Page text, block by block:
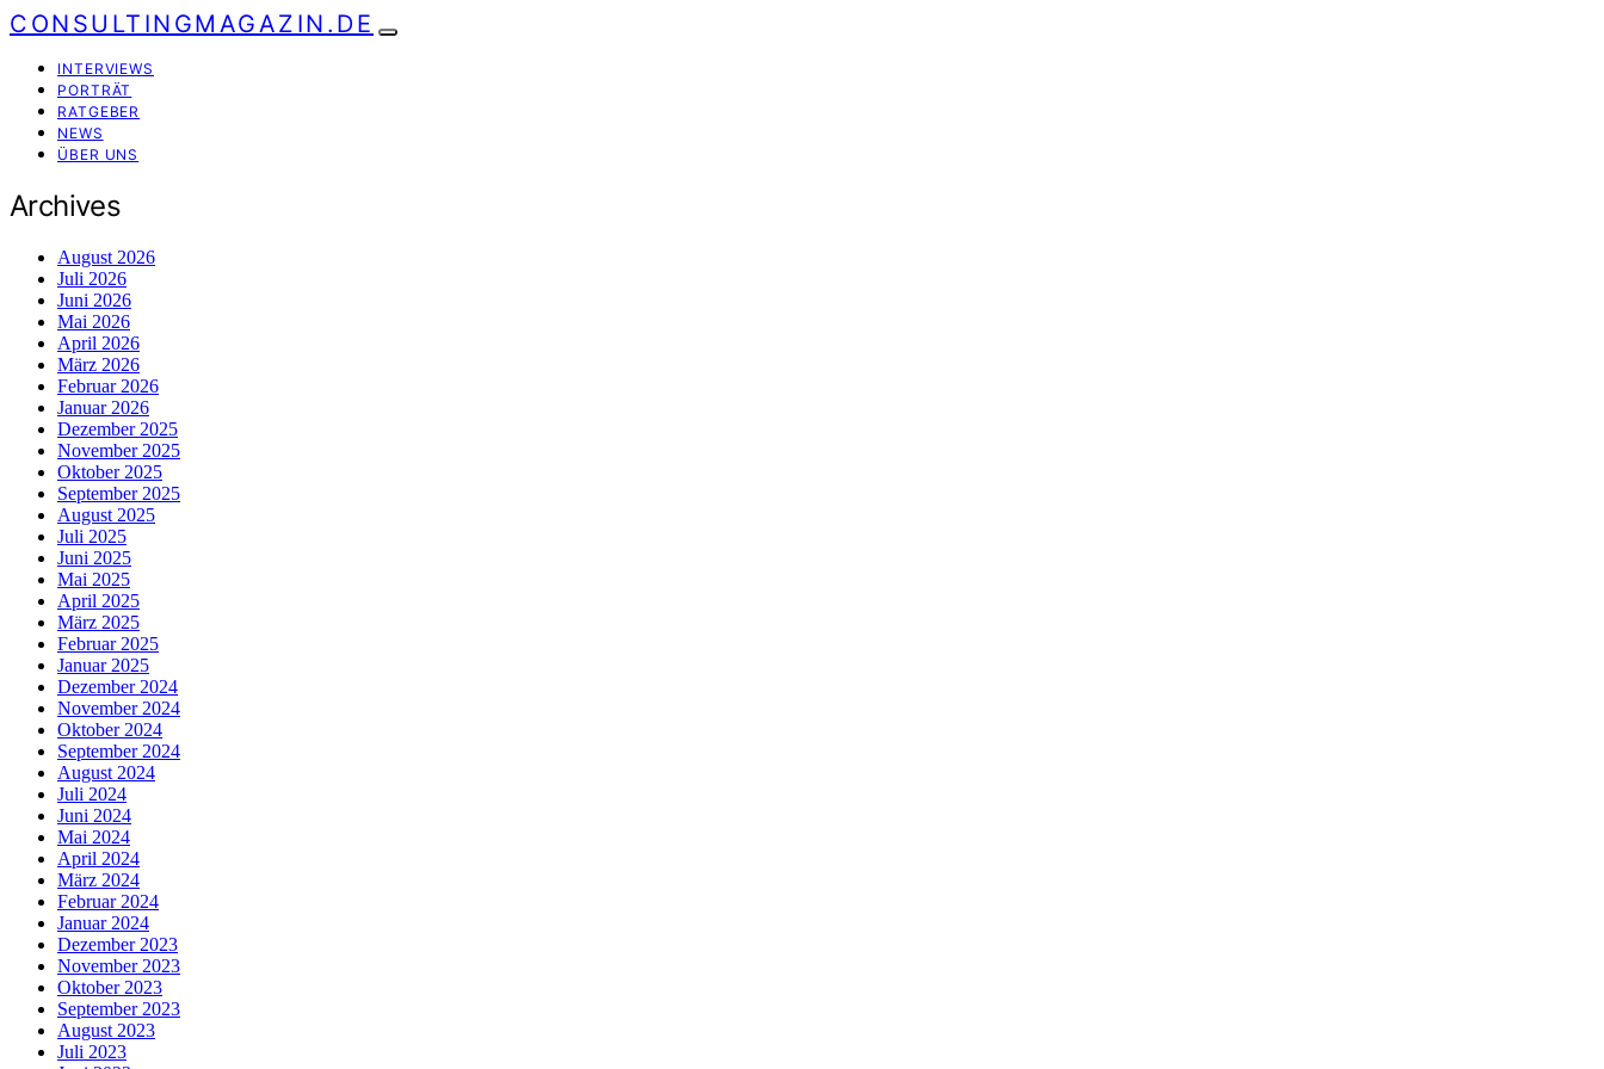
CONSULTINGMAGAZIN.DE
INTERVIEWS
PORTRÄT
RATGEBER
NEWS
ÜBER UNS
Archives
August 2026
Juli 2026
Juni 2026
Mai 2026
April 2026
März 2026
Februar 2026
Januar 2026
Dezember 2025
November 2025
Oktober 2025
September 2025
August 2025
Juli 2025
Juni 2025
Mai 2025
April 2025
März 2025
Februar 2025
Januar 2025
Dezember 2024
November 2024
Oktober 2024
September 2024
August 2024
Juli 2024
Juni 2024
Mai 2024
April 2024
März 2024
Februar 2024
Januar 2024
Dezember 2023
November 2023
Oktober 2023
September 2023
August 2023
Juli 2023